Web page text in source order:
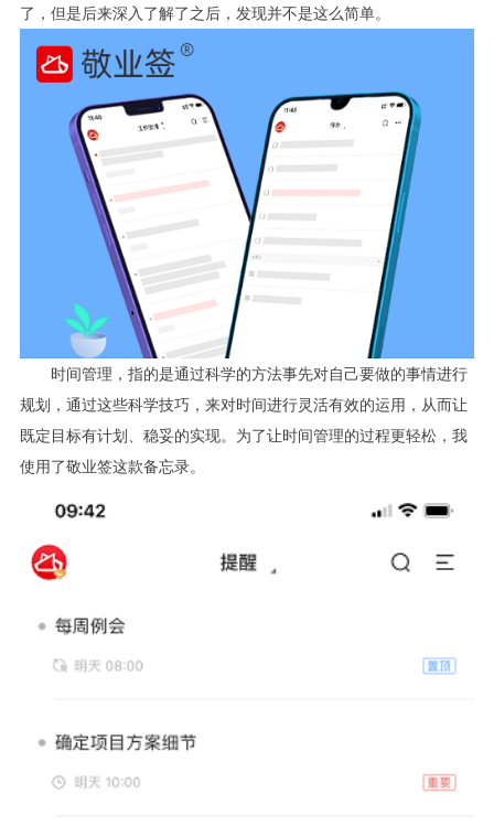
了，但是后来深入了解了之后，发现并不是这么简单。
时间管理，指的是通过科学的方法事先对自己要做的事情进行
规划，通过这些科学技巧，来对时间进行灵活有效的运用，从而让
既定目标有计划、稳妥的实现。为了让时间管理的过程更轻松，我
使用了敬业签这款备忘录。